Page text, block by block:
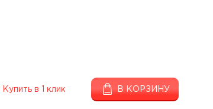
Купить в 1 клик В КОРЗИНУ